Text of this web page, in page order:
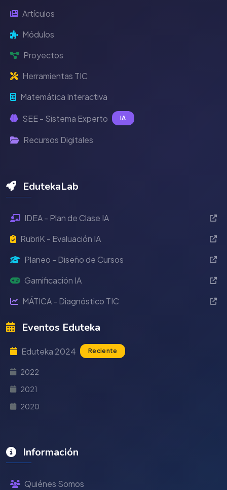
Artículos
Módulos
Proyectos
Herramientas TIC
Matemática Interactiva
SEE - Sistema Experto IA
Recursos Digitales
EdutekaLab
IDEA - Plan de Clase IA
RubriK - Evaluación IA
Planeo - Diseño de Cursos
Gamificación IA
MÁTICA - Diagnóstico TIC
Eventos Eduteka
Eduteka 2024 Reciente
2022
2021
2020
Información
Quiénes Somos